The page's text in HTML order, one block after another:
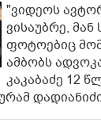
"ვიდეოს
ვისაუბრე, მან
ფოტოებიც
ამბობს
კაკაბაძე 12